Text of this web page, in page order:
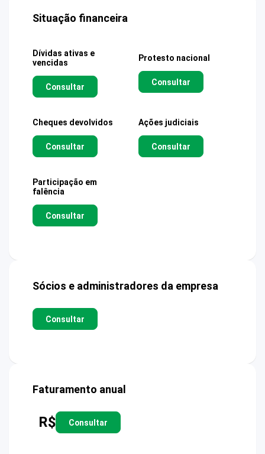
Situação financeira
Dívidas ativas e
vencidas
Consultar
Protesto nacional
Consultar
Cheques devolvidos
Consultar
Ações judiciais
Consultar
Participação em
falência
Consultar
Sócios e administradores da empresa
Consultar
Faturamento anual
R$ Consultar